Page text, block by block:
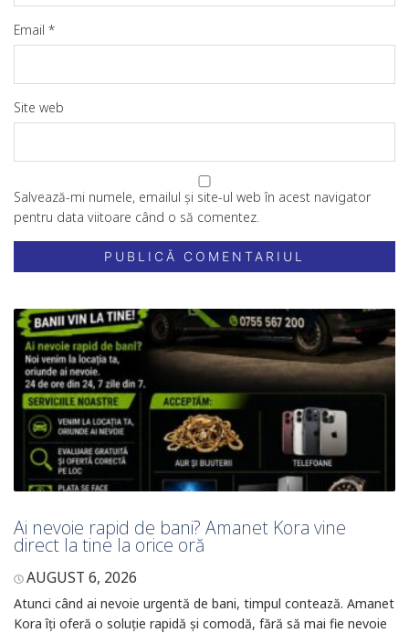
Email *
Site web
Salvează-mi numele, emailul și site-ul web în acest navigator
pentru data viitoare când o să comentez.
Ai nevoie rapid de bani? Amanet Kora vine
direct la tine la orice oră
AUGUST 6, 2026
Atunci când ai nevoie urgentă de bani, timpul contează. Amanet
Kora îți oferă o soluție rapidă și comodă, fără să mai fie nevoie